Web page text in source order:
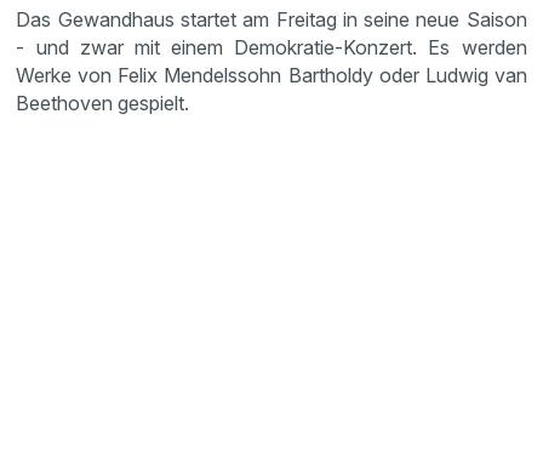
Das Gewandhaus startet am Freitag in seine neue Saison
- und zwar mit einem Demokratie-Konzert. Es werden
Werke von Felix Mendelssohn Bartholdy oder Ludwig van
Beethoven gespielt.